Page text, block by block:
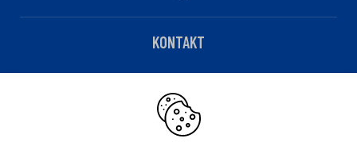
KONTAKT
Har du fakturafrågor?
Klicka här